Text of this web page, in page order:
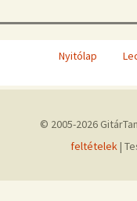
Nyitólap
© 2005-2026
feltételek|